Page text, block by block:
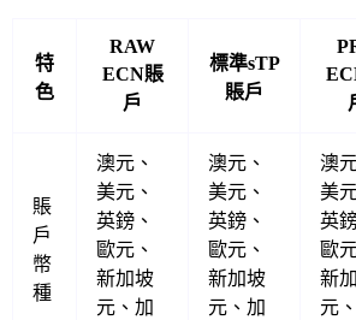
特
色
RAW
ECN賬
戶
標準sTP
賬戶
賬
戶
幣
種
澳元、
美元、
英鎊、
歐元、
新加坡
元、加
澳元、
美元、
英鎊、
歐元、
新加坡
元、加
澳
美
英
歐
新
元